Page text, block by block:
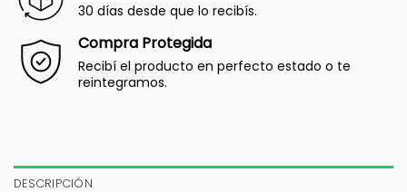
30 días desde que lo recibís.
Compra Protegida
Recibí el producto en perfecto estado o te
reintegramos.
DESCRIPCIÓN